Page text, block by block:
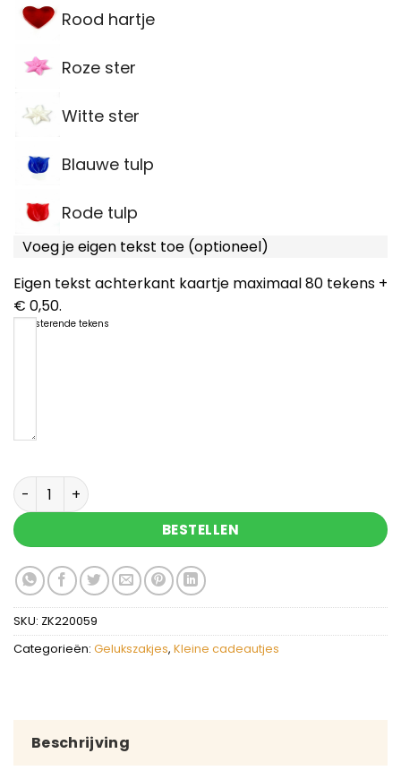
Rood hartje
Roze ster
Witte ster
Blauwe tulp
Rode tulp
Voeg je eigen tekst toe (optioneel)
Eigen tekst achterkant kaartje maximaal 80 tekens +
€ 0,50.
resterende tekens
Kadootje - gelukszakje met zeepje aantal
BESTELLEN
SKU: ZK220059
Categorieën: Gelukszakjes, Kleine cadeautjes
Beschrijving